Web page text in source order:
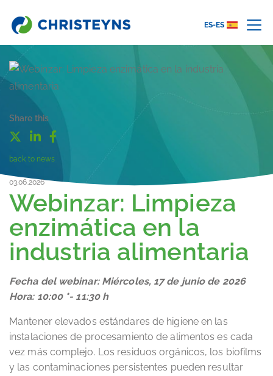
ES-ES
Share this
back to news
03.06.2026
Webinzar: Limpieza
enzimática en la
industria alimentaria
Fecha del webinar: Miércoles, 17 de junio de 2026
Hora: 10:00 *- 11:30 h
Mantener elevados estándares de higiene en las
instalaciones de procesamiento de alimentos es cada
vez más complejo. Los residuos orgánicos, los biofilms
y las contaminaciones persistentes pueden resultar